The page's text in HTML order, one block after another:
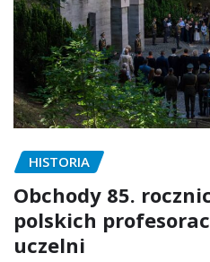
HISTORIA
Obchody 85.
polskich
uczelni